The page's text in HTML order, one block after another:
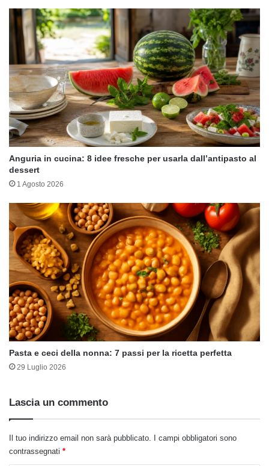
Anguria in cucina: 8 idee fresche per usarla dall’antipasto al
dessert
1 Agosto 2026
Pasta e ceci della nonna: 7 passi per la ricetta perfetta
29 Luglio 2026
Lascia un commento
Il tuo indirizzo email non sarà pubblicato.
I campi obbligatori sono
contrassegnati *